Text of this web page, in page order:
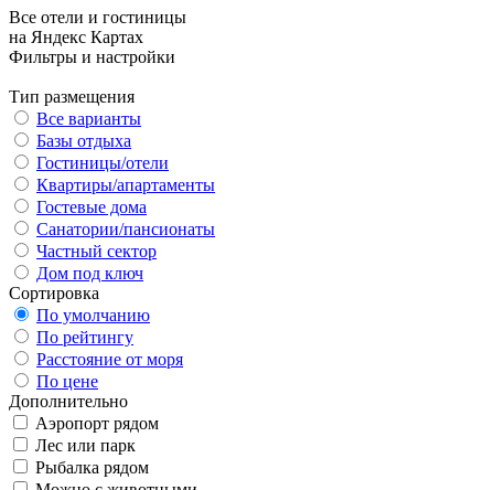
Все отели и гостиницы
на Яндекс Картах
Фильтры и настройки
Тип размещения
Все варианты
Базы отдыха
Гостиницы/отели
Квартиры/апартаменты
Гостевые дома
Санатории/пансионаты
Частный сектор
Дом под ключ
Сортировка
По умолчанию
По рейтингу
Расстояние от моря
По цене
Дополнительно
Аэропорт рядом
Лес или парк
Рыбалка рядом